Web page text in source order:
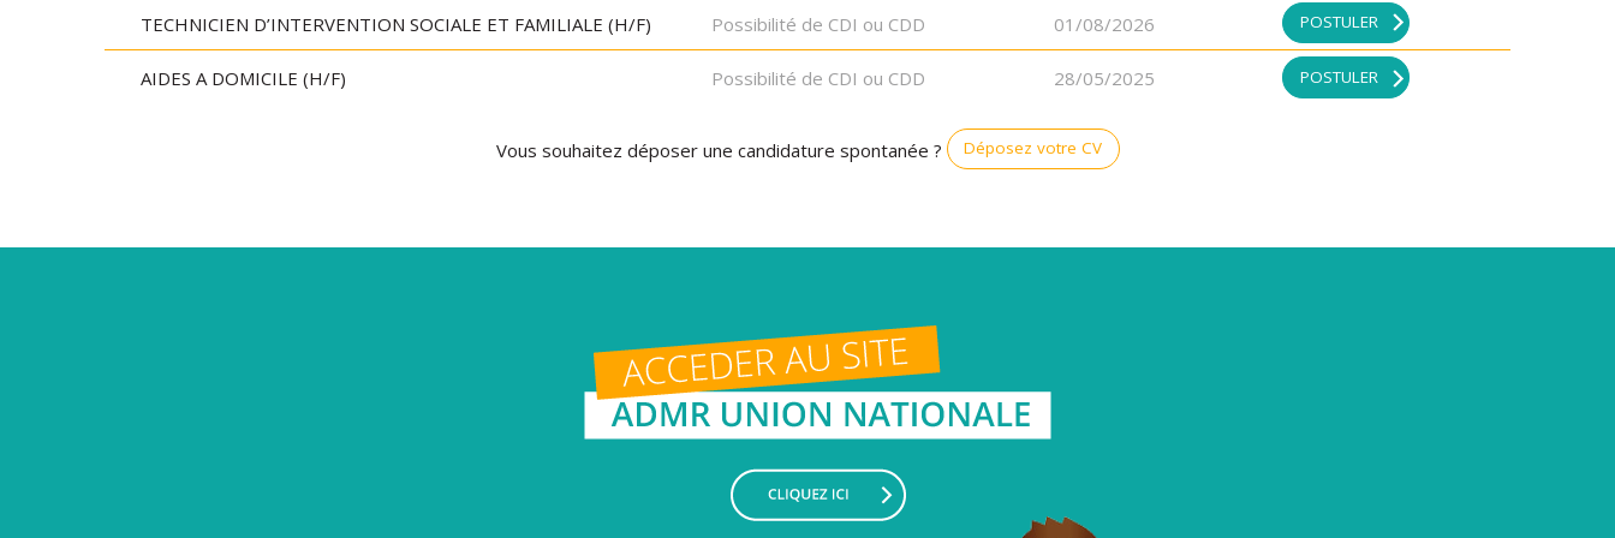
TECHNICIEN D’INTERVENTION SOCIALE ET FAMILIALE (H/F) Possibilité de CDI ou CDD 01/08/2026 POSTULER
AIDES A DOMICILE (H/F) Possibilité de CDI ou CDD 28/05/2025 POSTULER
Vous souhaitez déposer une candidature spontanée ? Déposez votre CV